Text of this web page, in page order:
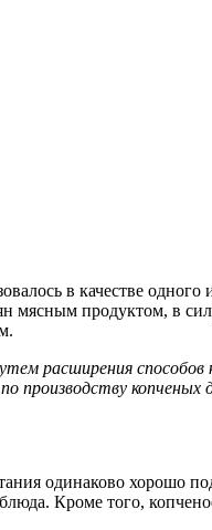
в качестве
мясным продуктом, в
расширения способов
производству
одинаково хорошо
Кроме того,